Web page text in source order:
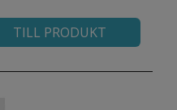
TILL PRODUKT